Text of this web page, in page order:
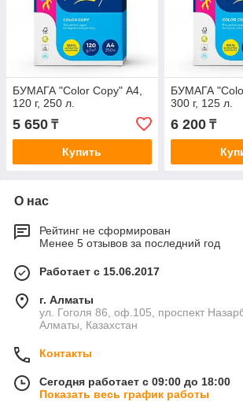
БУМАГА "Color Copy" А4,
120 г, 250 л.
5 650 ₸
Купить
БУМАГА
300 г, 125 л.
6 200₸
О нас
Рейтинг не сформирован
Менее 5 отзывов за последний год
Работает с 15.06.2017
г. Алматы
ул. Гоголя 86, оф.105, проспект
Алматы, Казахстан
Контакты
Сегодня работает с 09:00 до 18:00
Показать весь график работы